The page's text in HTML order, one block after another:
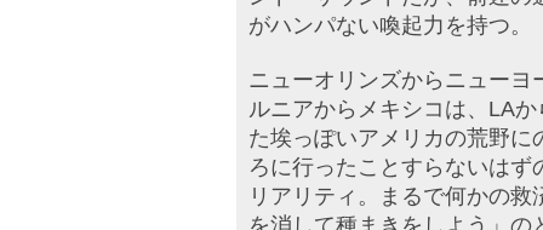
がハンパない喚起力を持つ。
ニューオリンズからニュー
ルニアからメキシコは、LA
た埃っぽいアメリカの荒野
ろに行ったことすらないは
リアリティ。まるで何かの
を消して種まきをしよう」